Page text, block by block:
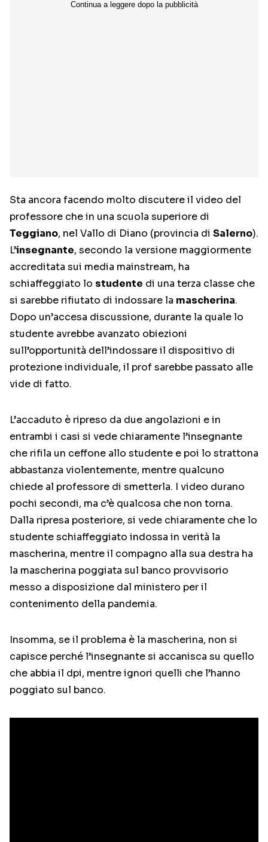
Sta ancora facendo molto discutere il video del
professore che in una scuola superiore di
Teggiano, nel Vallo di Diano (provincia di Salerno).
L’insegnante, secondo la versione maggiormente
accreditata sui media mainstream, ha
schiaffeggiato lo studente di una terza classe che
si sarebbe rifiutato di indossare la mascherina.
Dopo un’accesa discussione, durante la quale lo
studente avrebbe avanzato obiezioni
sull’opportunità dell’indossare il dispositivo di
protezione individuale, il prof sarebbe passato alle
vide di fatto.
L’accaduto è ripreso da due angolazioni e in
entrambi i casi si vede chiaramente l’insegnante
che rifila un ceffone allo studente e poi lo strattona
abbastanza violentemente, mentre qualcuno
chiede al professore di smetterla. I video durano
pochi secondi, ma c’è qualcosa che non torna.
Dalla ripresa posteriore, si vede chiaramente che lo
studente schiaffeggiato indossa in verità la
mascherina, mentre il compagno alla sua destra ha
la mascherina poggiata sul banco provvisorio
messo a disposizione dal ministero per il
contenimento della pandemia.
Insomma, se il problema è la mascherina, non si
capisce perché l’insegnante si accanisca su quello
che abbia il dpi, mentre ignori quelli che l’hanno
poggiato sul banco.